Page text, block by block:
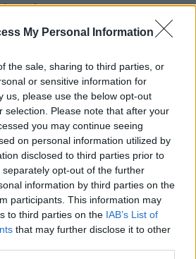
My Personal Information
the sale, sharing to third parties, or
or sensitive information for
us, please use the below opt-out
selection. Please note that after your
you may continue seeing
on personal information utilized by
disclosed to third parties prior to
opt-out of the further
information by third parties on the
participants. This information may
to third parties on the IAB’s List of
that may further disclose it to other
és szennyezik a környezetet.
energiapolitikáját jellemzi. Itt értékelésre